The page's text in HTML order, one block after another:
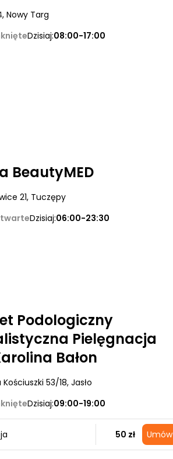
, Nowy Targ
Dzisiaj:08:00-17:00
BeautyMED
21, Tuczępy
Dzisiaj:06:00-23:30
Podologiczny
Pielęgnacja
Bałon
53/18, Jasło
Dzisiaj:09:00-19:00
50 zł Umów